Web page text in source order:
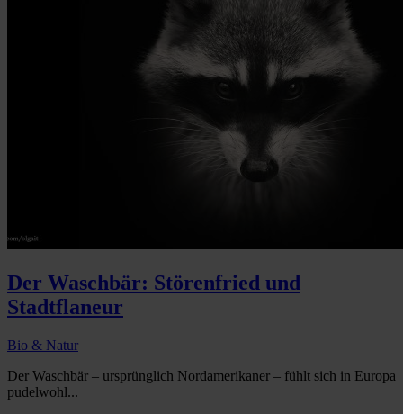
Der Waschbär: Störenfried und
Stadtflaneur
Bio & Natur
Der Waschbär – ursprünglich Nordamerikaner – fühlt sich in Europa
pudelwohl...